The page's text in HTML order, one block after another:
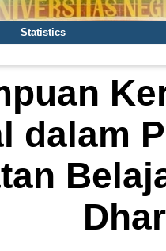
Statistics
dalam